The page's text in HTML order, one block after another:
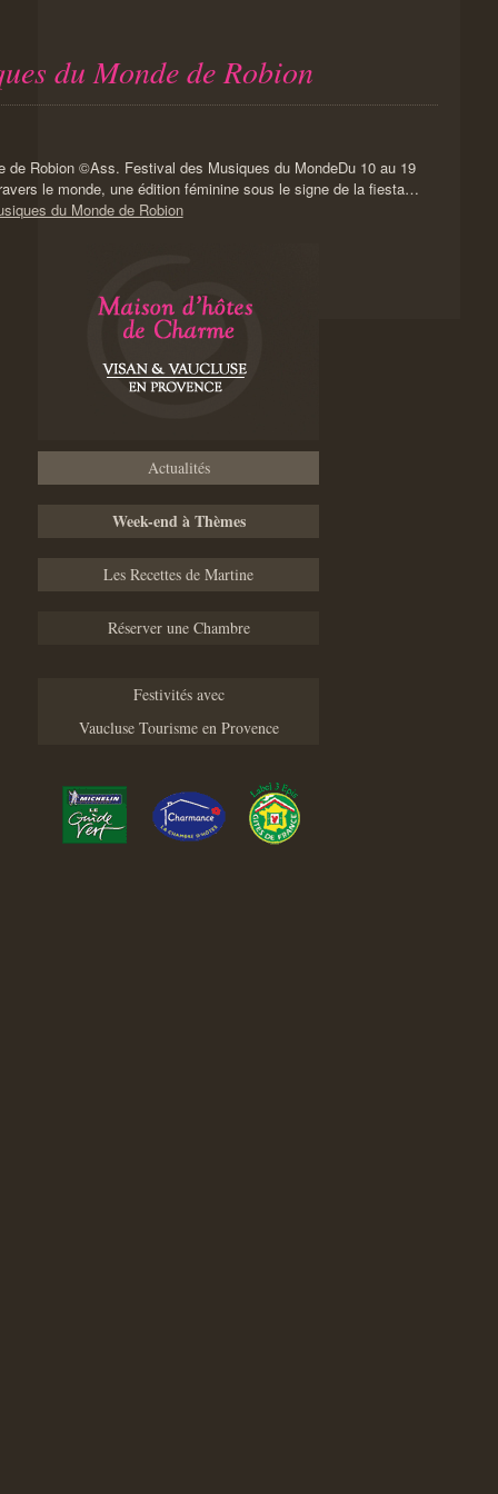
du Monde de Robion
Du 10 au 19
le monde, une édition féminine sous le signe de la fiesta…
du Monde de Robion
Actualités
Week-end à Thèmes
Les Recettes de Martine
Réserver une Chambre
Festivités avec
Vaucluse Tourisme en Provence